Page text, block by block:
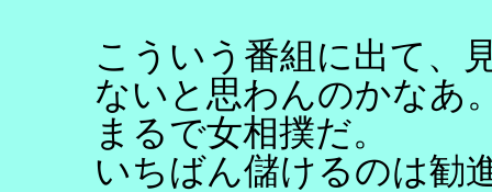
こういう番組に出て、
ないと思わんのかなあ
まるで女相撲だ。
いちばん儲けるのは勧